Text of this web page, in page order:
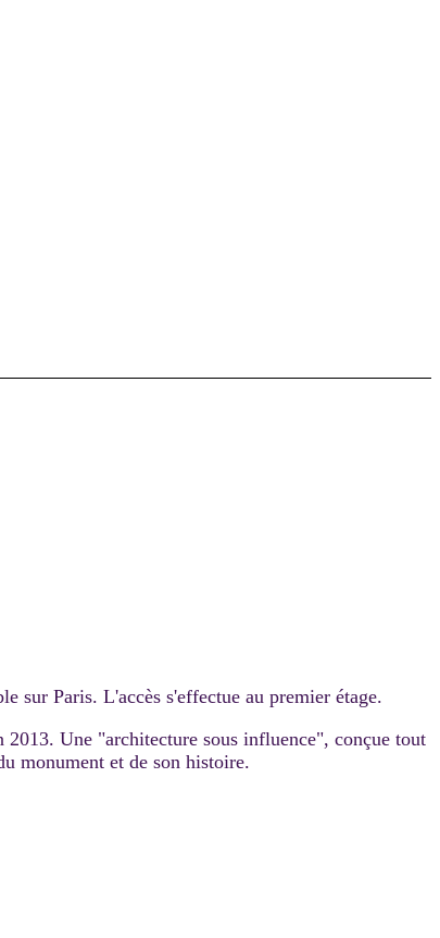
sur Paris. L'accès s'effectue au premier étage.
Une "architecture sous influence", conçue tout
monument et de son histoire.